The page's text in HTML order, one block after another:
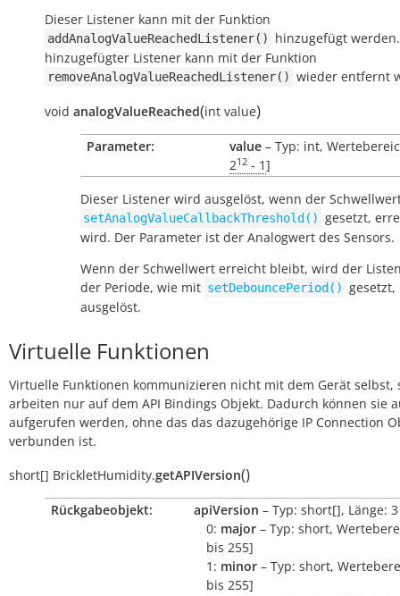
Dieser Listener kann mit der Funktion
addAnalogValueReachedListener()
hinzugefügt
hinzugefügter Listener kann mit der Funktion
removeAnalogValueReachedListener() wieder entfernt
void analogValueReached(int value)
Parameter: value – Typ: int,
212 - 1]
Dieser Listener wird ausgelöst, wenn der
setAnalogValueCallbackThreshold() gesetzt,
wird. Der Parameter ist der Analogwert des Sensors.
Wenn der Schwellwert erreicht bleibt, wird der
der Periode, wie mit setDebouncePeriod() gesetzt,
ausgelöst.
Virtuelle Funktionen
Virtuelle Funktionen kommunizieren nicht mit dem Gerät selbst,
arbeiten nur auf dem API Bindings Objekt. Dadurch können sie
aufgerufen werden, ohne das das dazugehörige IP Connection
verbunden ist.
short[] BrickletHumidity.getAPIVersion()
Rückgabeobjekt: apiVersion – Typ: short[], Länge: 3
0: major – Typ: short,
bis 255]
1: minor – Typ: short,
bis 255]